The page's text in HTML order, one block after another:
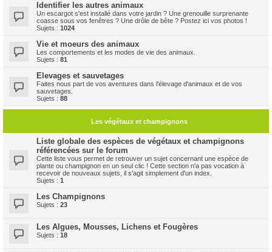
Identifier les autres animaux
Un escargot s'est installé dans votre jardin ? Une grenouille surprenante
coasse sous vos fenêtres ? Une drôle de bête ? Postez ici vos photos !
Sujets : 1024
Vie et moeurs des animaux
Les comportements et les modes de vie des animaux.
Sujets : 81
Elevages et sauvetages
Faites nous part de vos aventures dans l'élevage d'animaux et de vos
sauvetages.
Sujets : 88
Les végétaux et champignons
Liste globale des espèces de végétaux et champignons
référencées sur le forum
Cette liste vous permet de retrouver un sujet concernant une espèce de
plante ou champignon en un seul clic ! Cette section n'a pas vocation à
recevoir de nouveaux sujets, il s'agit simplement d'un index.
Sujets : 1
Les Champignons
Sujets : 23
Les Algues, Mousses, Lichens et Fougères
Sujets : 18